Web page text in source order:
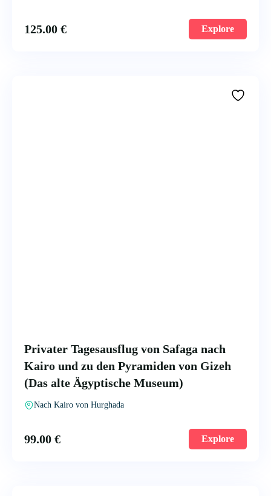
125.00 € Explore
Privater Tagesausflug von Safaga nach
Kairo und zu den Pyramiden von Gizeh
(Das alte Ägyptische Museum)
Nach Kairo von Hurghada
99.00 € Explore